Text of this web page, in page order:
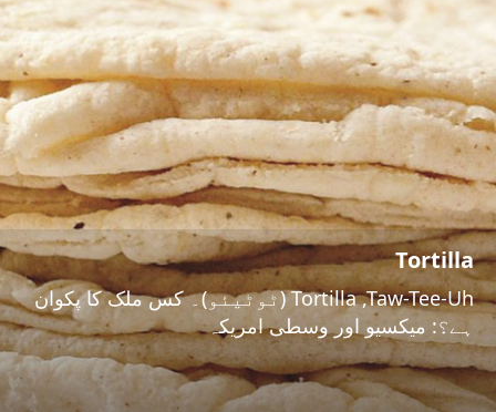
Tortilla
Tortilla ,Taw-Tee-Uh (ٹوٹیئو)۔ کس ملک کا پکوان
ہے؟: میکسیو اور وسطی امریکہ